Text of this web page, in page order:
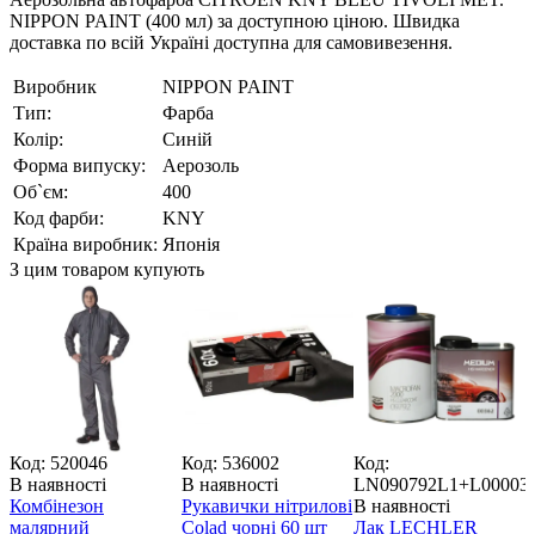
NIPPON PAINT (400 мл) за доступною ціною. Швидка
доставка по всій Україні доступна для самовивезення.
Виробник
NIPPON PAINT
Тип:
Фарба
Колір:
Синій
Форма випуску:
Аерозоль
Об`єм:
400
Код фарби:
KNY
Країна виробник: Японія
З цим товаром купують
Код: 520046
В наявності
Комбінезон
малярний
Код: 536002
В наявності
Рукавички нітрилові
Colad чорні 60 шт
Код:
В наявності
Лак LECHLER